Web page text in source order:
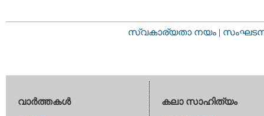
സ്വകാര്യതാ നയം |
വാര്‍ത്തകള്‍
കലാ സാഹിത്യം